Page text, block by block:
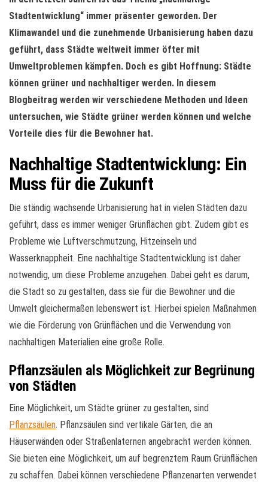
Stadtentwicklung“ immer präsenter geworden. Der
Klimawandel und die zunehmende Urbanisierung haben dazu
geführt, dass Städte weltweit immer öfter mit
Umweltproblemen kämpfen. Doch es gibt Hoffnung: Städte
können grüner und nachhaltiger werden. In diesem
Blogbeitrag werden wir verschiedene Methoden und Ideen
untersuchen, wie Städte grüner werden können und welche
Vorteile dies für die Bewohner hat.
Nachhaltige Stadtentwicklung: Ein
Muss für die Zukunft
Die ständig wachsende Urbanisierung hat in vielen Städten dazu
geführt, dass es immer weniger Grünflächen gibt. Zudem gibt es
Probleme wie Luftverschmutzung, Hitzeinseln und
Wasserknappheit. Eine nachhaltige Stadtentwicklung ist daher
notwendig, um diese Probleme anzugehen. Dabei geht es darum,
die Stadt so zu gestalten, dass sie für die Bewohner und die
Umwelt gleichermaßen lebenswert ist. Hierbei spielen Maßnahmen
wie die Förderung von Grünflächen und die Verwendung von
nachhaltigen Materialien eine große Rolle.
Pflanzsäulen als Möglichkeit zur Begrünung
von Städten
Eine Möglichkeit, um Städte grüner zu gestalten, sind
Pflanzsäulen. Pflanzsäulen sind vertikale Gärten, die an
Häuserwänden oder Straßenlaternen angebracht werden können.
Sie bieten eine Möglichkeit, um auf begrenztem Raum Grünflächen
zu schaffen. Dabei können verschiedene Pflanzenarten verwendet